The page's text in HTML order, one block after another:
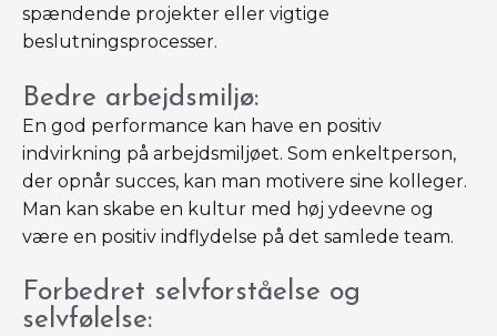
spændende projekter eller vigtige
beslutningsprocesser.
Bedre arbejdsmiljø:
En god performance kan have en positiv
indvirkning på arbejdsmiljøet. Som enkeltperson,
der opnår succes, kan man motivere sine kolleger.
Man kan skabe en kultur med høj ydeevne og
være en positiv indflydelse på det samlede team.
Forbedret selvforståelse og
selvfølelse: